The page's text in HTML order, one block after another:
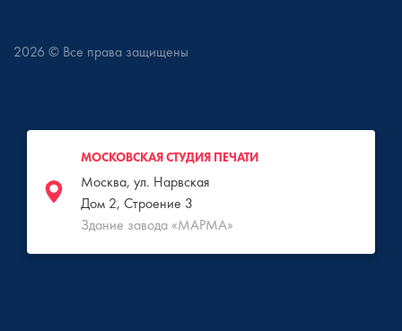
2026 © Все права защищены
МОСКОВСКАЯ СТУДИЯ ПЕЧАТИ
Москва, ул. Нарвская
Дом 2, Строение 3
Здание завода «МАРМА»